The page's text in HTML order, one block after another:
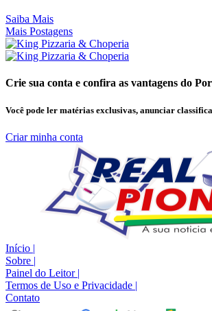
Saiba Mais
Mais Postagens
Crie sua conta e confira as vantagens do
Você pode ler matérias exclusivas, anunciar
Criar minha conta
Início |
Sobre |
Painel do Leitor |
Termos de Uso e Privacidade |
Contato